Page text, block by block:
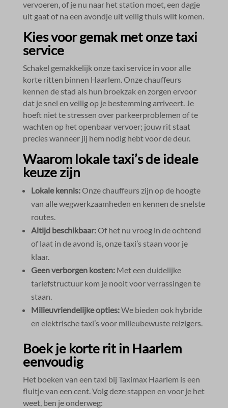
vervoeren, of je nu naar het station moet, een dagje
uit gaat of na een avondje uit veilig thuis wilt komen.​
Kies voor gemak met onze taxi
service
Schakel gemakkelijk onze taxi service in voor alle
korte ritten binnen Haarlem.​ Onze chauffeurs
kennen de stad als hun broekzak en zorgen ervoor
dat je snel en veilig op je bestemming arriveert.​ Je
hoeft niet te stressen over parkeerproblemen of te
wachten op het openbaar vervoer; jouw rit staat
precies wanneer jij hem nodig hebt voor de deur.​
Waarom lokale taxi’s de ideale
keuze zijn
Lokale kennis:Onze chauffeurs zijn op de hoogte
van alle wegwerkzaamheden en kennen de snelste
routes.​
Altijd beschikbaar:Of het nu vroeg in de ochtend
of laat in de avond is, onze taxi’s staan voor je
klaar.​
Geen verborgen kosten:Met een duidelijke
tariefstructuur kom je nooit voor verrassingen te
staan.​
Milieuvriendelijke opties:We bieden ook hybride
en elektrische taxi’s voor milieubewuste reizigers.​
Boek je korte rit in Haarlem
eenvoudig
Het boeken van een taxi bij Taximax Haarlem is een
fluitje van een cent.​ Volg deze stappen en voor je het
weet, ben je onderweg: